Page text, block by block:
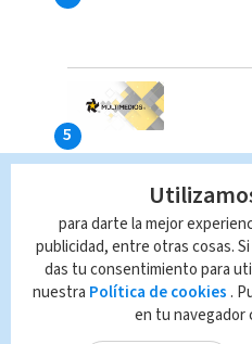
MÁS BUSCADO
Ministro Gerald
policial tras
para darte la mejor
publicidad, entre otras cosas.
das tu consentimiento para
nuestra Política de cookies .
en tu navegador